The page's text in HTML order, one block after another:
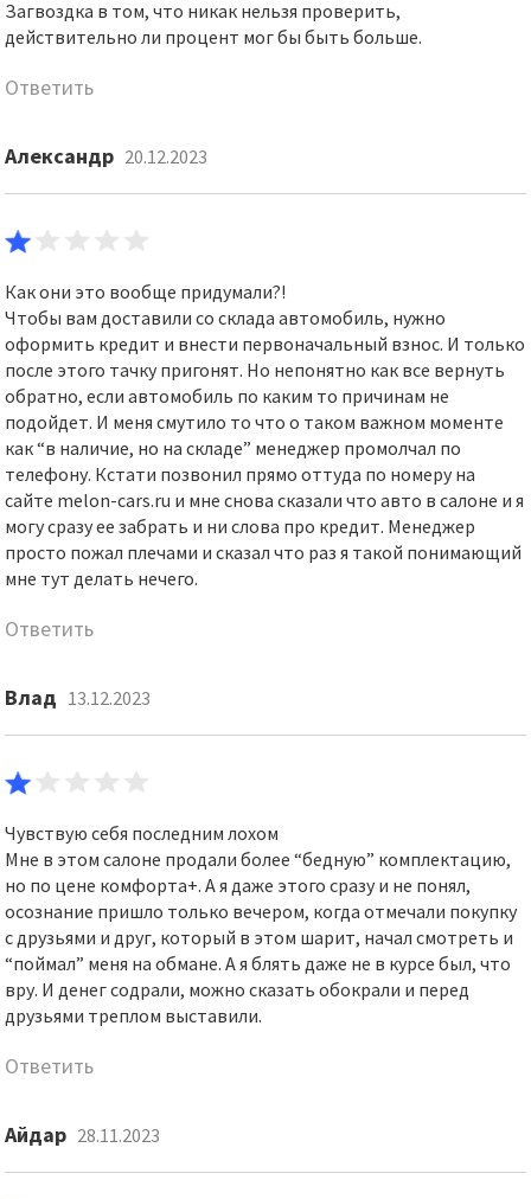
Загвоздка в том, что никак нельзя проверить,
действительно ли процент мог бы быть больше.
Ответить
Александр 20.12.2023
Как они это вообще придумали?!
Чтобы вам доставили со склада автомобиль, нужно
оформить кредит и внести первоначальный взнос. И только
после этого тачку пригонят. Но непонятно как все вернуть
обратно, если автомобиль по каким то причинам не
подойдет. И меня смутило то что о таком важном моменте
как “в наличие, но на складе” менеджер промолчал по
телефону. Кстати позвонил прямо оттуда по номеру на
сайте melon-cars.ru и мне снова сказали что авто в салоне и я
могу сразу ее забрать и ни слова про кредит. Менеджер
просто пожал плечами и сказал что раз я такой понимающий
мне тут делать нечего.
Ответить
Влад 13.12.2023
Чувствую себя последним лохом
Мне в этом салоне продали более “бедную” комплектацию,
но по цене комфорта+. А я даже этого сразу и не понял,
осознание пришло только вечером, когда отмечали покупку
с друзьями и друг, который в этом шарит, начал смотреть и
“поймал” меня на обмане. А я блять даже не в курсе был, что
вру. И денег содрали, можно сказать обокрали и перед
друзьями треплом выставили.
Ответить
Айдар 28.11.2023